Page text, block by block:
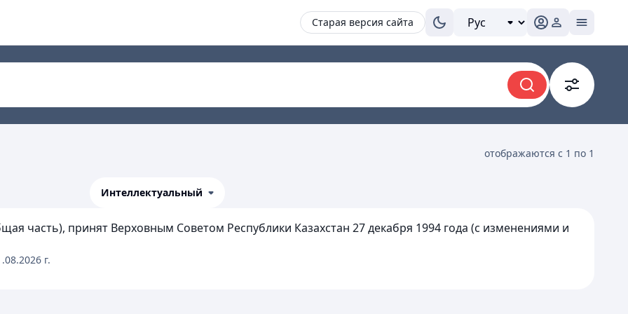
Старая версия сайта
отображаются с 1 по 1
Интеллектуальный
часть), принят Верховным Советом Республики Казахстан 27 декабря 1994 года (с изменениями и
г.